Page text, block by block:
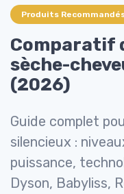
Produits
Comparatif
sèche-
(2026)
Guide complet
silencieux :
puissance,
Dyson, Babyliss,